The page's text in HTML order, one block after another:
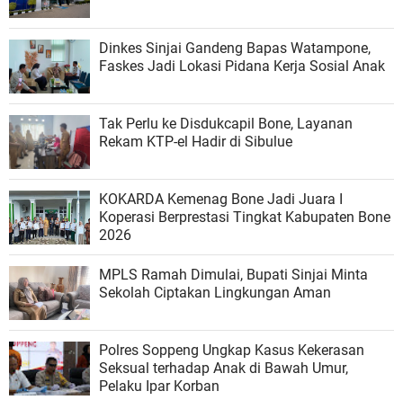
Dinkes Sinjai Gandeng Bapas Watampone,
Faskes Jadi Lokasi Pidana Kerja Sosial Anak
Tak Perlu ke Disdukcapil Bone, Layanan
Rekam KTP-el Hadir di Sibulue
KOKARDA Kemenag Bone Jadi Juara I
Koperasi Berprestasi Tingkat Kabupaten Bone
2026
MPLS Ramah Dimulai, Bupati Sinjai Minta
Sekolah Ciptakan Lingkungan Aman
Polres Soppeng Ungkap Kasus Kekerasan
Seksual terhadap Anak di Bawah Umur,
Pelaku Ipar Korban